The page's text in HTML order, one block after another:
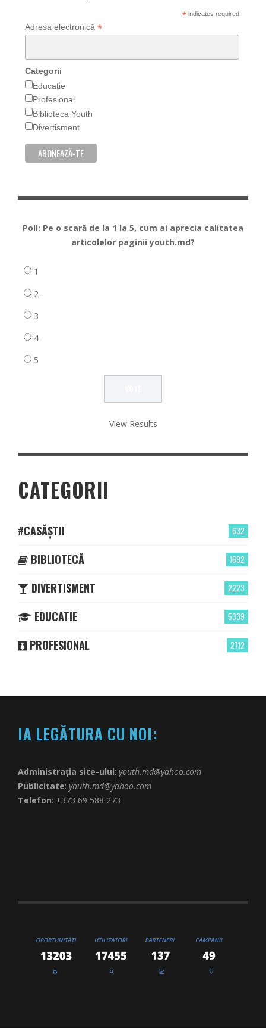
*indicates required
Adresa electronică *
Categorii
Educație
Profesional
Biblioteca Youth
Divertisment
Poll: Pe o scară de la 1 la 5, cum ai aprecia calitatea
articolelor paginii youth.md?
1
2
3
4
5
View Results
CATEGORII
632
#CASĂȘTII
1692
BIBLIOTECĂ
2223
DIVERTISMENT
5339
EDUCATIE
2712
PROFESIONAL
IA LEGĂTURA CU NOI:
Administrația site-ului: youth.md@yahoo.com
Publicitate: youth.md@yahoo.com
Telefon: +373 69 588 273